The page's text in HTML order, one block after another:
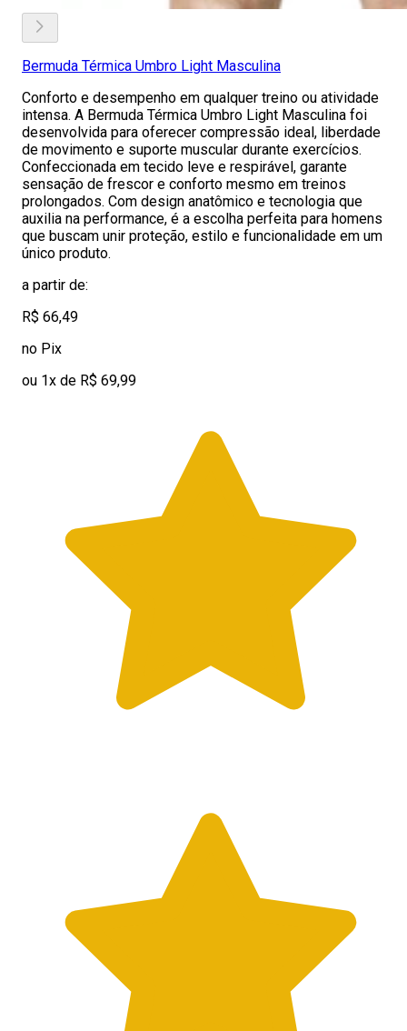
Bermuda Térmica Umbro Light Masculina
Conforto e desempenho em qualquer treino ou atividade
intensa. A Bermuda Térmica Umbro Light Masculina foi
desenvolvida para oferecer compressão ideal, liberdade
de movimento e suporte muscular durante exercícios.
Confeccionada em tecido leve e respirável, garante
sensação de frescor e conforto mesmo em treinos
prolongados. Com design anatômico e tecnologia que
auxilia na performance, é a escolha perfeita para homens
que buscam unir proteção, estilo e funcionalidade em um
único produto.
a partir de:
R$ 66,49
no Pix
ou 1x de R$ 69,99